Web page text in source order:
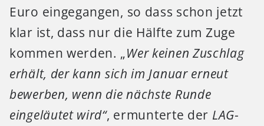
Euro eingegangen, so dass schon jetzt
klar ist, dass nur die Hälfte zum Zuge
kommen werden. „Wer keinen Zuschlag
erhält, der kann sich im Januar erneut
bewerben, wenn die nächste Runde
eingeläutet wird“, ermunterte der LAG-